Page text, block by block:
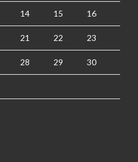
14 15 16
21 22 23
28 29 30